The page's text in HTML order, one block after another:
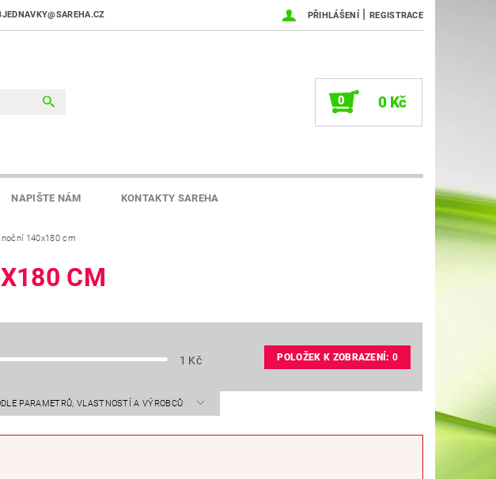
PŘIHLÁŠENÍ | REGISTRACE
0 0 Kč
NAPIŠTE NÁM KONTAKTY SAREHA
140x180 cm
CM
1 Kč POLOŽEK K ZOBRAZENÍ:0
PARAMETRŮ, VLASTNOSTÍ A VÝROBCŮ